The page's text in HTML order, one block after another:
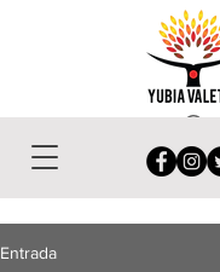
Entrada